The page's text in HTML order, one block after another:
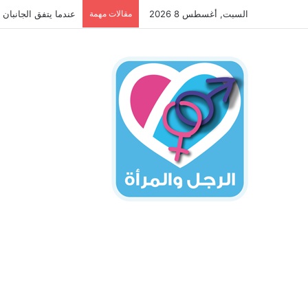
السبت, أغسطس 8 2026 مقالات مهمة عندما يتفق